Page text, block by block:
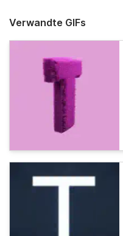
Verwandte GIFs